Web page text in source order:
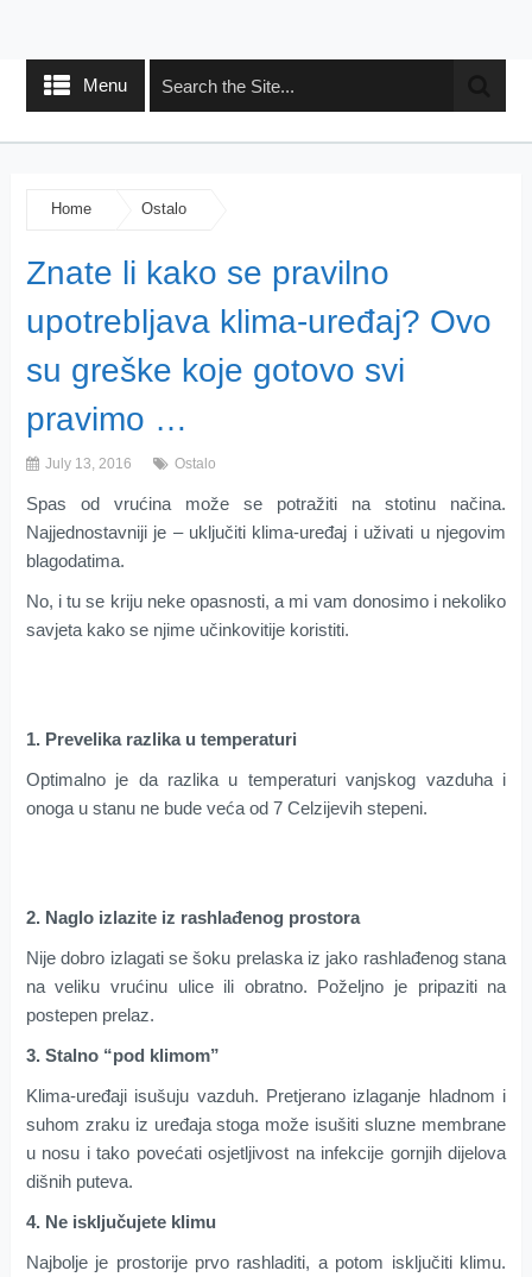
Menu
Home Ostalo
Znate li kako se pravilno
upotrebljava klima-uređaj? Ovo
su greške koje gotovo svi
pravimo …
July 13, 2016 Ostalo
Spas od vrućina može se potražiti na stotinu načina.
Najjednostavniji je – uključiti klima-uređaj i uživati u njegovim
blagodatima.
No, i tu se kriju neke opasnosti, a mi vam donosimo i nekoliko
savjeta kako se njime učinkovitije koristiti.
1. Prevelika razlika u temperaturi
Optimalno je da razlika u temperaturi vanjskog vazduha i
onoga u stanu ne bude veća od 7 Celzijevih stepeni.
2. Naglo izlazite iz rashlađenog prostora
Nije dobro izlagati se šoku prelaska iz jako rashlađenog stana
na veliku vrućinu ulice ili obratno. Poželjno je pripaziti na
postepen prelaz.
3. Stalno “pod klimom”
Klima-uređaji isušuju vazduh. Pretjerano izlaganje hladnom i
suhom zraku iz uređaja stoga može isušiti sluzne membrane
u nosu i tako povećati osjetljivost na infekcije gornjih dijelova
dišnih puteva.
4. Ne isključujete klimu
Najbolje je prostorije prvo rashladiti, a potom isključiti klimu.